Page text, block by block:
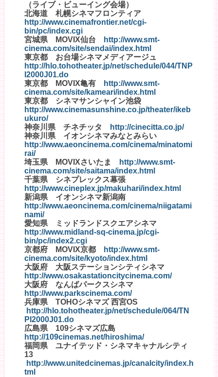
（ライブ・ビューイング会場）
北海道 札幌シネマフロンティア
http://www.cinemafrontier.net/cgi-
bin/pc/index.cgi
宮城県 MOVIX仙台
http://www.smt-
cinema.com/site/sendai/index.html
東京都 お台場シネマメディアージュ
http://hlo.tohotheater.jp/net/schedule/044/TNP
I2000J01.do
東京都 MOVIX亀有
http://www.smt-
cinema.com/site/kameari/index.html
東京都 シネマサンシャイン池袋
http://www.cinemasunshine.co.jp/theater/ikeb
ukuro/
神奈川県 チネチッタ
http://cinecitta.co.jp/
神奈川県 イオンシネマみなとみらい
http://www.aeoncinema.com/cinema/minatomi
rai/
埼玉県 MOVIXさいたま
http://www.smt-
cinema.com/site/saitama/index.html
千葉県 シネプレックス幕張
http://www.cineplex.jp/makuhari/index.html
新潟県 イオンシネマ新潟南
http://www.aeoncinema.com/cinema/niigatami
nami/
愛知県 ミッドランドスクエアシネマ
http://www.midland-sq-cinema.jp/cgi-
bin/pc/index2.cgi
京都府 MOVIX京都
http://www.smt-
cinema.com/site/kyoto/index.html
大阪府 大阪ステーションシティシネマ
http://www.osakastationcitycinema.com/
大阪府 なんばパークスシネマ
http://www.parkscinema.com/
兵庫県 TOHOシネマズ 西宮OS
http://hlo.tohotheater.jp/net/schedule/064/TN
PI2000J01.do
広島県 109シネマズ広島
http://109cinemas.net/hiroshima/
福岡県 ユナイテッド・シネマキャナルシティ
13
http://www.unitedcinemas.jp/canalcity/index.h
tml